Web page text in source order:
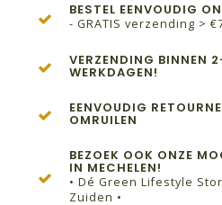
BESTEL EENVOUDIG
- GRATIS verzending >
VERZENDING BINNEN
WERKDAGEN!
EENVOUDIG
OMRUILEN
BEZOEK OOK ONZE
IN MECHELEN!
• Dé Green Lifestyle
Zuiden •